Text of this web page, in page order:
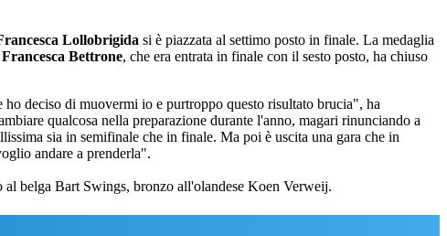
Lollobrigida si è piazzata al settimo posto in finale. La medaglia
Francesca Bettrone, che era entrata in finale con il sesto posto, ha chiuso
deciso di muovermi io e purtroppo questo risultato brucia", ha
qualcosa nella preparazione durante l'anno, magari rinunciando a
sia in semifinale che in finale. Ma poi è uscita una gara che in
andare a prenderla".
belga Bart Swings, bronzo all'olandese Koen Verweij.